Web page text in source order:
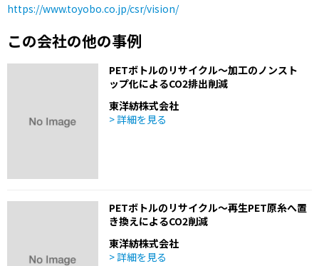
https://www.toyobo.co.jp/csr/vision/
この会社の他の事例
PETボトルのリサイクル～加工のノンスト
ップ化によるCO2排出削減
東洋紡株式会社
> 詳細を見る
PETボトルのリサイクル～再生PET原糸へ置
き換えによるCO2削減
東洋紡株式会社
> 詳細を見る